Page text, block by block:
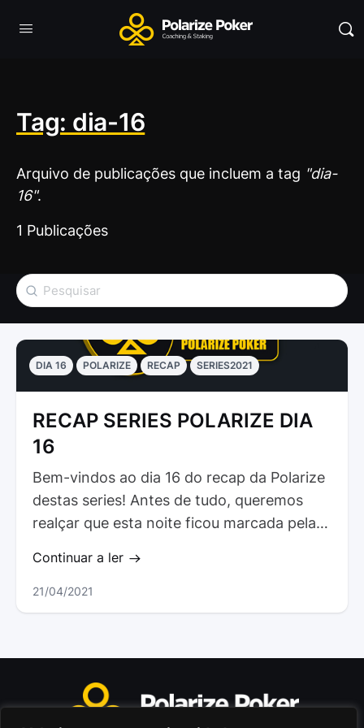
Tag: dia-16
Arquivo de publicações que incluem a tag "dia-
16".
1 Publicações
DIA 16 POLARIZE RECAP SERIES2021
RECAP SERIES POLARIZE DIA
16
Bem-vindos ao dia 16 do recap da Polarize
destas series! Antes de tudo, queremos
realçar que esta noite ficou marcada pela
Continuar a ler
21/04/2021